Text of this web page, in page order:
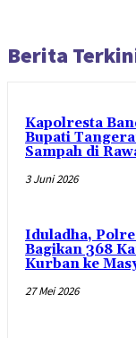
Berita
Kapolresta
Bupati
Sampah di
3 Juni 2026
Iduladha,
Bagikan 368
Kurban ke
27 Mei 2026